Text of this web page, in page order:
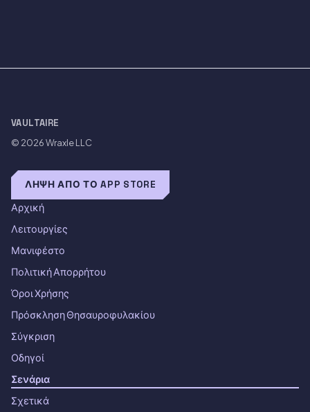
VAULTAIRE
© 2026Wraxle LLC
ΛΉΨΗ ΑΠΌ ΤΟ APP STORE
Αρχική
Λειτουργίες
Μανιφέστο
Πολιτική Απορρήτου
Όροι Χρήσης
Πρόσκληση Θησαυροφυλακίου
Σύγκριση
Οδηγοί
Σενάρια
Σχετικά